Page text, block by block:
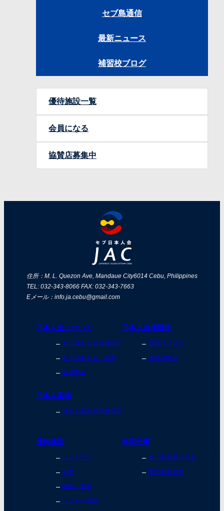
セブ島通信
最新ニュース
補習校ブログ
優待施設一覧
会員になる
協賛店募集中
住所：M. L. Quezon Ave, Mandaue City6014 Cebu, Philippines
TEL: 032-343-8066 FAX: 032-343-7663
Eメール：info.ja.cebu@gmail.com
日本人会について
セブ日本人会役員紹介
セブ日本人会・会則
会員申込
日本人会補習校
補習校ブログ
補習校申込
日本人墓地
日本人墓地利用者規定
優待施設
レストラン
店舗
医療・美容
レジャー施設
年間行事
セブ島盆踊り大会
戦没者慰霊祭